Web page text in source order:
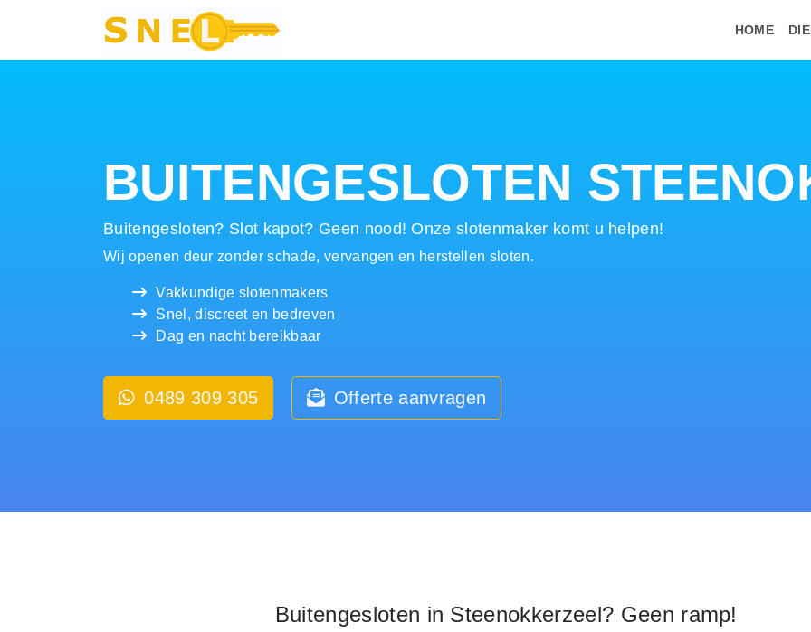
Hoofdnavigatie HOME
BUITENGESLOTEN
Buitengesloten? Slot kapot? Geen nood! Onze slotenmaker komt u helpen!
Wij openen deur zonder schade, vervangen en herstellen sloten.
Vakkundige slotenmakers
Snel, discreet en bedreven
Dag en nacht bereikbaar
0489 309 305 Offerte aanvragen
Buitengesloten in Steenokkerzeel? Geen ramp!